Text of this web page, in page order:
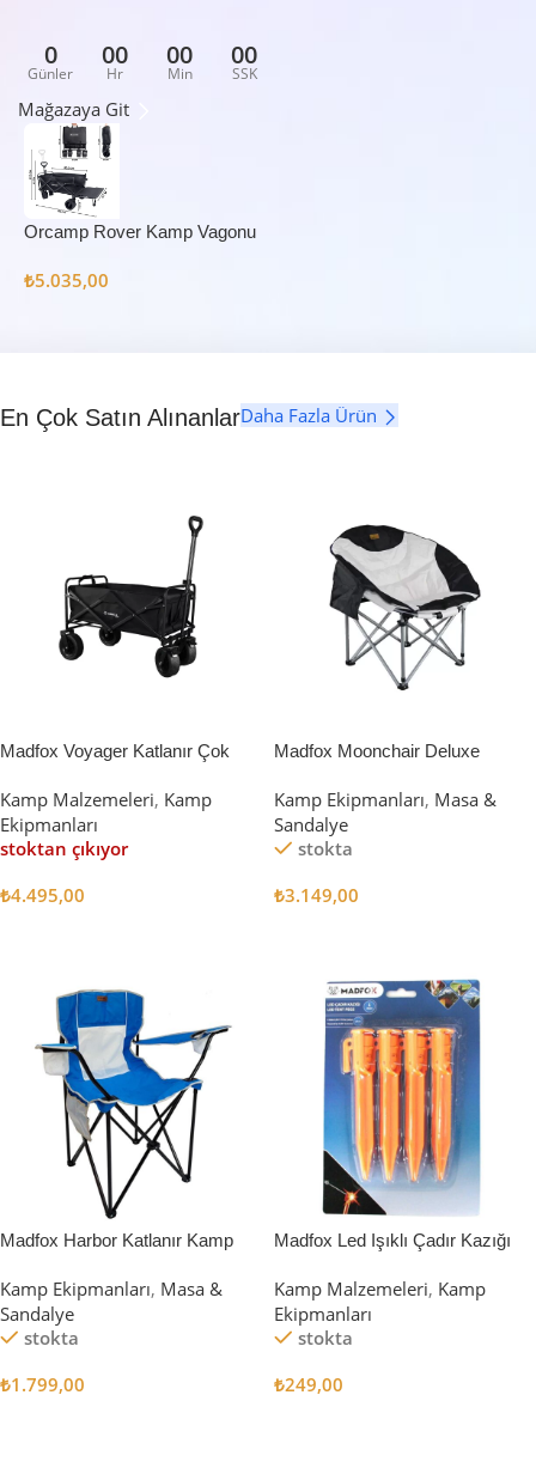
0
Günler
00
Hr
00
Min
00
SSK
Mağazaya Git
Orcamp Rover Kamp Vagonu
₺5.035,00
En Çok Satın AlınanlarDaha Fazla Ürün
Madfox Voyager Katlanır Çok
[Vagon] BLACK
Kamp Malzemeleri, Kamp
Ekipmanları
stoktan çıkıyor
₺4.495,00
Madfox Moonchair Deluxe
Siyah/Gri
Kamp Ekipmanları, Masa &
Sandalye
stokta
₺3.149,00
Madfox Harbor Katlanır Kamp
Kamp Ekipmanları, Masa &
Sandalye
stokta
₺1.799,00
Madfox Led Işıklı Çadır Kazığı
Kamp Malzemeleri, Kamp
Ekipmanları
stokta
₺249,00